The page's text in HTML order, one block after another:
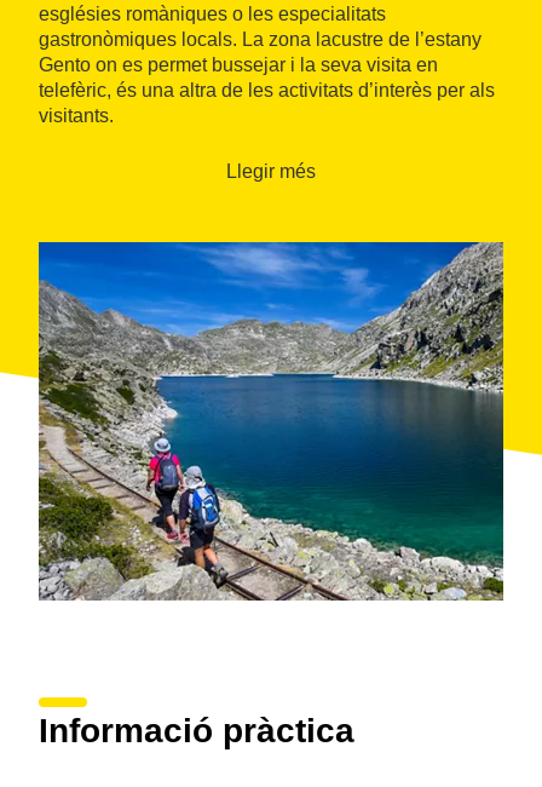
esglésies romàniques o les especialitats
gastronòmiques locals. La zona lacustre de l’estany
Gento on es permet bussejar i la seva visita en
telefèric, és una altra de les activitats d’interès per als
visitants.
Llegir més
Informació pràctica